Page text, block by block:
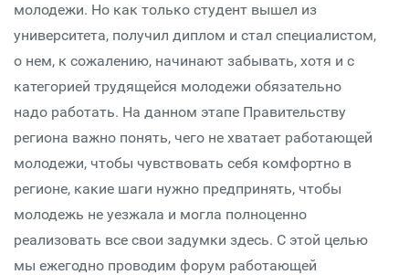
молодежи. Но как только студент вышел из
университета, получил диплом и стал специалистом,
о нем, к сожалению, начинают забывать, хотя и с
категорией трудящейся молодежи обязательно
надо работать. На данном этапе Правительству
региона важно понять, чего не хватает работающей
молодежи, чтобы чувствовать себя комфортно в
регионе, какие шаги нужно предпринять, чтобы
молодежь не уезжала и могла полноценно
реализовать все свои задумки здесь. С этой целью
мы ежегодно проводим форум работающей